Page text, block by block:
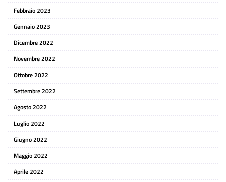
Febbraio 2023
Gennaio 2023
Dicembre 2022
Novembre 2022
Ottobre 2022
Settembre 2022
Agosto 2022
Luglio 2022
Giugno 2022
Maggio 2022
Aprile 2022